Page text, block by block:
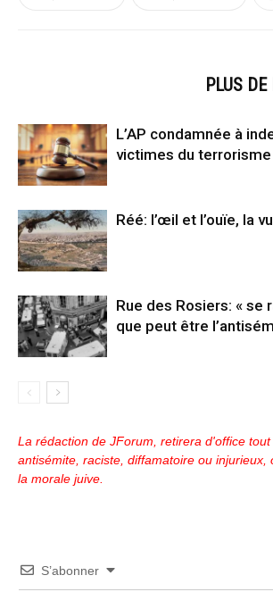
PLUS DE
L’AP condamnée à
victimes du terrorisme
Réé: l’œil et l’ouïe, la
Rue des Rosiers: « se
que peut être
La rédaction de JForum, retirera d'office
antisémite, raciste, diffamatoire ou injurieux,
la morale juive.
S’abonner